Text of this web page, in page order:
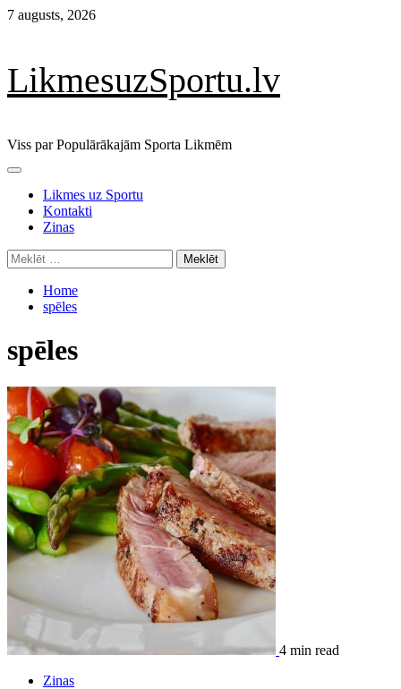
Skip
7 augusts, 2026
LikmesuzSportu.lv
Viss par Populārākajām Sporta Likmēm
Primary
Likmes uz Sportu
Kontakti
Zinas
Meklēt:
Home
spēles
spēles
4 min read
Zinas